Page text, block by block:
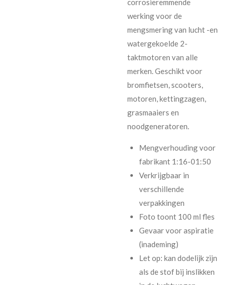
corrosieremmende
werking voor de
mengsmering van lucht -en
watergekoelde 2-
taktmotoren van alle
merken. Geschikt voor
bromfietsen, scooters,
motoren, kettingzagen,
grasmaaiers en
noodgeneratoren.
Mengverhouding voor
fabrikant 1:16-01:50
Verkrijgbaar in
verschillende
verpakkingen
Foto toont 100 ml fles
Gevaar voor aspiratie
(inademing)
Let op: kan dodelijk zijn
als de stof bij inslikken